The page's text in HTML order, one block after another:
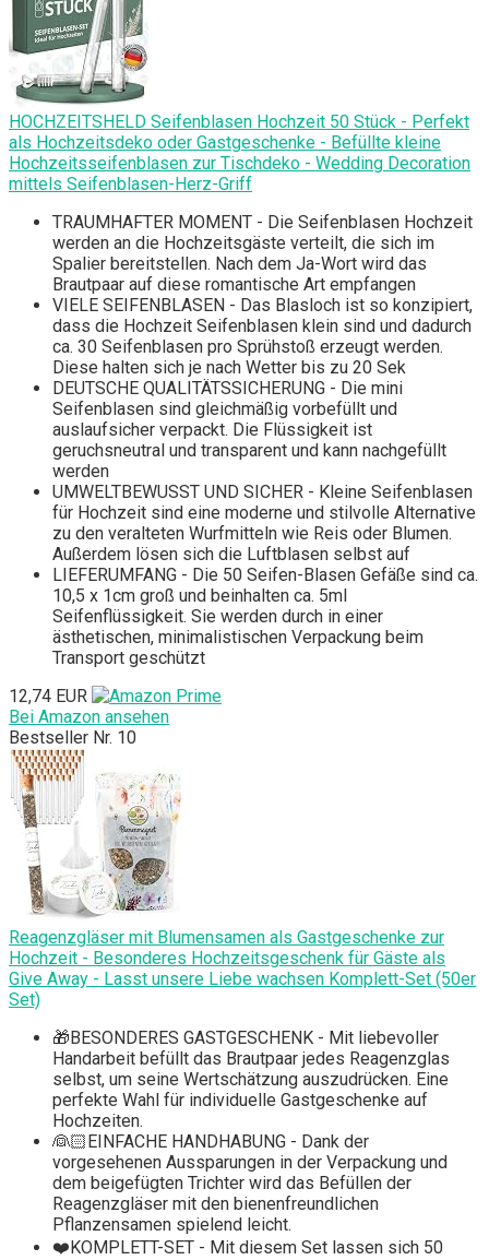
HOCHZEITSHELD Seifenblasen Hochzeit 50 Stück - Perfekt
als Hochzeitsdeko oder Gastgeschenke - Befüllte kleine
Hochzeitsseifenblasen zur Tischdeko - Wedding Decoration
mittels Seifenblasen-Herz-Griff
TRAUMHAFTER MOMENT - Die Seifenblasen Hochzeit
werden an die Hochzeitsgäste verteilt, die sich im
Spalier bereitstellen. Nach dem Ja-Wort wird das
Brautpaar auf diese romantische Art empfangen
VIELE SEIFENBLASEN - Das Blasloch ist so konzipiert,
dass die Hochzeit Seifenblasen klein sind und dadurch
ca. 30 Seifenblasen pro Sprühstoß erzeugt werden.
Diese halten sich je nach Wetter bis zu 20 Sek
DEUTSCHE QUALITÄTSSICHERUNG - Die mini
Seifenblasen sind gleichmäßig vorbefüllt und
auslaufsicher verpackt. Die Flüssigkeit ist
geruchsneutral und transparent und kann nachgefüllt
werden
UMWELTBEWUSST UND SICHER - Kleine Seifenblasen
für Hochzeit sind eine moderne und stilvolle Alternative
zu den veralteten Wurfmitteln wie Reis oder Blumen.
Außerdem lösen sich die Luftblasen selbst auf
LIEFERUMFANG - Die 50 Seifen-Blasen Gefäße sind ca.
10,5 x 1cm groß und beinhalten ca. 5ml
Seifenflüssigkeit. Sie werden durch in einer
ästhetischen, minimalistischen Verpackung beim
Transport geschützt
12,74 EUR
Bei Amazon ansehen
Bestseller Nr. 10
Reagenzgläser mit Blumensamen als Gastgeschenke zur
Hochzeit - Besonderes Hochzeitsgeschenk für Gäste als
Give Away - Lasst unsere Liebe wachsen Komplett-Set (50er
Set)
🎁BESONDERES GASTGESCHENK - Mit liebevoller
Handarbeit befüllt das Brautpaar jedes Reagenzglas
selbst, um seine Wertschätzung auszudrücken. Eine
perfekte Wahl für individuelle Gastgeschenke auf
Hochzeiten.
👰🏻EINFACHE HANDHABUNG - Dank der
vorgesehenen Aussparungen in der Verpackung und
dem beigefügten Trichter wird das Befüllen der
Reagenzgläser mit den bienenfreundlichen
Pflanzensamen spielend leicht.
❤️KOMPLETT-SET - Mit diesem Set lassen sich 50